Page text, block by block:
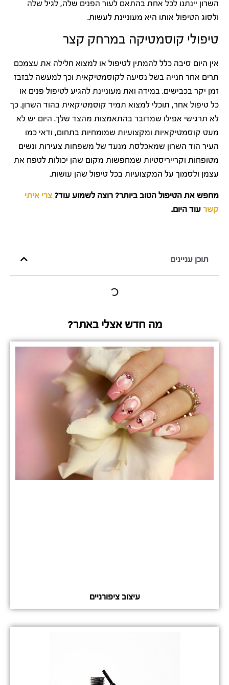
השרון יינתנו לכל אחת בהתאם לעור הפנים שלה, לגיל שלה
ולסוג הטיפול אותו היא מעוניינת לעשות.
טיפולי קוסמטיקה במרחק קצר
אין היום סיבה כלל להמתין לטיפול או למצוא חלילה את עצמכם
תרים אחר חנייה בשל נסיעה לקוסמטיקאית וכך למעשה לבזבז
זמן יקר בכבישים. במידה ואת מעוניינת להגיע לטיפול פנים או
כל טיפול אחר, תוכלי למצוא תמיד קוסמטיקאית בהוד השרון. כך
לא תרגישי אפילו שמדובר בהתאמצות מהצד שלך. היום יש לא
מעט קוסמטיקאיות ומקצועיות שמומחיות בתחום, ודאי כמו
העיר הוד השרון שמאכלסת מנעד של משפחות צעירות ונשים
מטופחות וקרייריסטיות שמחפשות מקום שהן יכולות לטפח את
עצמן ולסמוך על המקצועיות בכל טיפול שהן עושות.
מחפש את הטיפול הטוב ביותר? רוצה לשמוע עוד? צרי איתי
קשר עוד היום.
תוכן עניינים
מה חדש אצלי באתר?
עיצוב ציפורניים